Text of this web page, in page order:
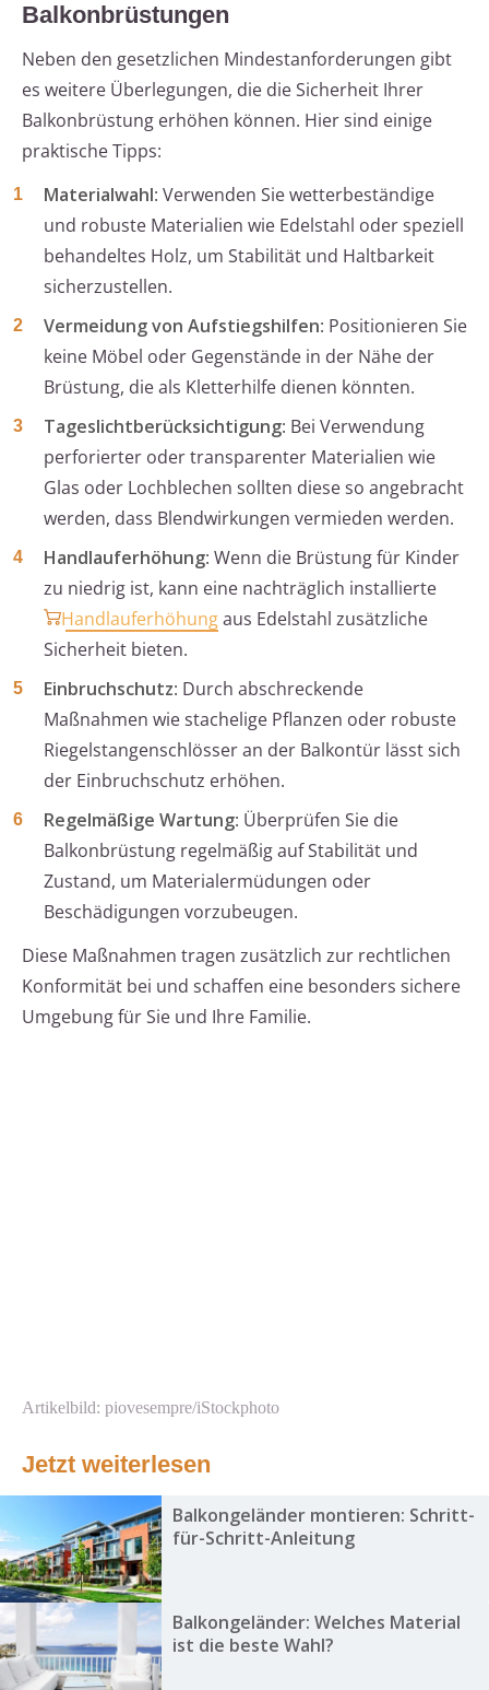
Balkonbrüstungen
Neben den gesetzlichen Mindestanforderungen gibt
es weitere Überlegungen, die die Sicherheit Ihrer
Balkonbrüstung erhöhen können. Hier sind einige
praktische Tipps:
Materialwahl: Verwenden Sie wetterbeständige
und robuste Materialien wie Edelstahl oder speziell
behandeltes Holz, um Stabilität und Haltbarkeit
sicherzustellen.
Vermeidung von Aufstiegshilfen: Positionieren Sie
keine Möbel oder Gegenstände in der Nähe der
Brüstung, die als Kletterhilfe dienen könnten.
Tageslichtberücksichtigung: Bei Verwendung
perforierter oder transparenter Materialien wie
Glas oder Lochblechen sollten diese so angebracht
werden, dass Blendwirkungen vermieden werden.
Handlauferhöhung: Wenn die Brüstung für Kinder
zu niedrig ist, kann eine nachträglich installierte
Handlauferhöhungaus Edelstahl zusätzliche
Sicherheit bieten.
Einbruchschutz: Durch abschreckende
Maßnahmen wie stachelige Pflanzen oder robuste
Riegelstangenschlösser an der Balkontür lässt sich
der Einbruchschutz erhöhen.
Regelmäßige Wartung: Überprüfen Sie die
Balkonbrüstung regelmäßig auf Stabilität und
Zustand, um Materialermüdungen oder
Beschädigungen vorzubeugen.
Diese Maßnahmen tragen zusätzlich zur rechtlichen
Konformität bei und schaffen eine besonders sichere
Umgebung für Sie und Ihre Familie.
Artikelbild: piovesempre/iStockphoto
Jetzt weiterlesen
Balkongeländer montieren: Schritt-
für-Schritt-Anleitung
Balkongeländer: Welches Material
ist die beste Wahl?